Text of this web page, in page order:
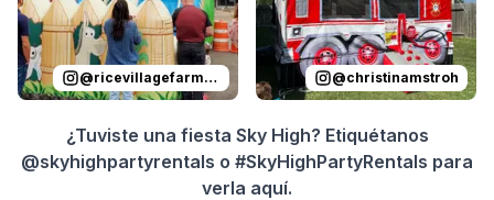
@ricevillagefarmersmarket @christinamstroh
¿Tuviste una fiesta Sky High? Etiquétanos
@skyhighpartyrentals o #SkyHighPartyRentals para
verla aquí.